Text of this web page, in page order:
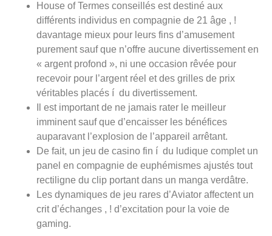
House of Termes conseillés est destiné aux
différents individus en compagnie de 21 âge , !
davantage mieux pour leurs fins d’amusement
purement sauf que n’offre aucune divertissement en
« argent profond », ni une occasion rêvée pour
recevoir pour l’argent réel et des grilles de prix
véritables placés í du divertissement.
Il est important de ne jamais rater le meilleur
imminent sauf que d’encaisser les bénéfices
auparavant l’explosion de l’appareil arrêtant.
De fait, un jeu de casino fin í du ludique complet un
panel en compagnie de euphémismes ajustés tout
rectiligne du clip portant dans un manga verdâtre.
Les dynamiques de jeu rares d’Aviator affectent un
crit d’échanges , ! d’excitation pour la voie de
gaming.